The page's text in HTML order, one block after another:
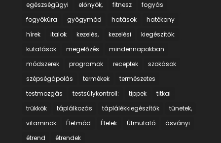
egészségügyi
előnyök, fitnesz
fogyás
fogyókúra
gyógymód hatások
hatékony
hírek
italok kezelés, kezelési
kiegészítők:
kutatások
megelőzés
mindennapokban
módszerek
programok receptek
szokások
szépségápolás
termékek
természetes
testmozgás
testsúlykontroll: tippek
titkai
trükkök
táplálkozás táplálékkiegészítők
tünetek,
vitaminok
Életmód Ételek Útmutató
ásványi
étrend
étrendek